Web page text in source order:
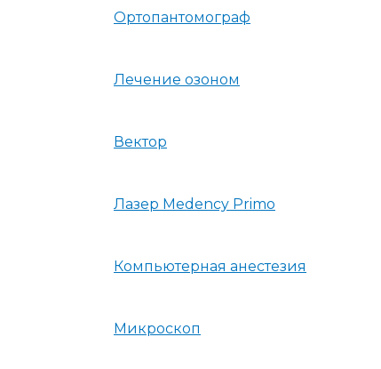
Ортопантомограф
Лечение озоном
Вектор
Лазер Medency Primo
Компьютерная анестезия
Микроскоп